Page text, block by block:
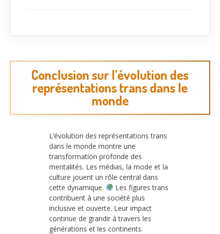
Conclusion sur l’évolution des
représentations trans dans le
monde
L’évolution des représentations trans
dans le monde montre une
transformation profonde des
mentalités. Les médias, la mode et la
culture jouent un rôle central dans
cette dynamique.
Les figures trans
contribuent à une société plus
inclusive et ouverte. Leur impact
continue de grandir à travers les
générations et les continents.